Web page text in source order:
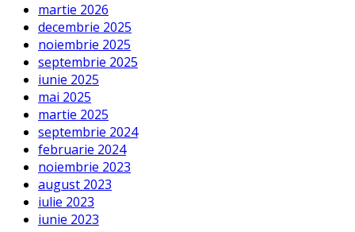
martie 2026
decembrie 2025
noiembrie 2025
septembrie 2025
iunie 2025
mai 2025
martie 2025
septembrie 2024
februarie 2024
noiembrie 2023
august 2023
iulie 2023
iunie 2023